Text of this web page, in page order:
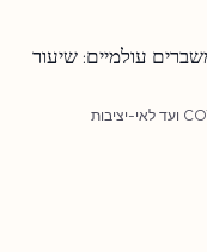
עולמיים: שיעור
מהמשבר הפיננסי של 2008, דרך מגפת ה-COVID-19 ועד לאי-יציבות